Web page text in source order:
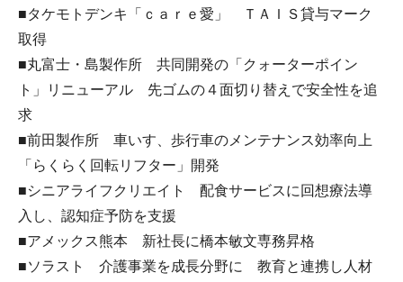
■タケモトデンキ「ｃａｒｅ愛」 ＴＡＩＳ貸与マーク
取得
■丸富士・島製作所 共同開発の「クォーターポイン
ト」リニューアル 先ゴムの４面切り替えで安全性を追
求
■前田製作所 車いす、歩行車のメンテナンス効率向上
「らくらく回転リフター」開発
■シニアライフクリエイト 配食サービスに回想療法導
入し、認知症予防を支援
■アメックス熊本 新社長に橋本敏文専務昇格
■ソラスト 介護事業を成長分野に 教育と連携し人材